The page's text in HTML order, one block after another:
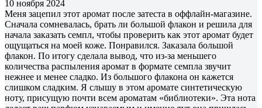
10 ноября 2024
Меня зацепил этот аромат после затеста в оффлайн-магазине.
Сначала сомневалась, брать ли большой флакон и решила для
начала заказать семпл, чтобы проверить как этот аромат будет
ощущаться на моей коже. Понравился. Заказала большой
флакон. По итогу сделала вывод, что из-за меньшего
количества распыления аромат в формате семпла звучит
нежнее и менее сладко. Из большого флакона он кажется
слишком сладким. Я слышу в этом аромате синтетическую
ноту, присущую почти всем ароматам «библиотеки». Эта нота